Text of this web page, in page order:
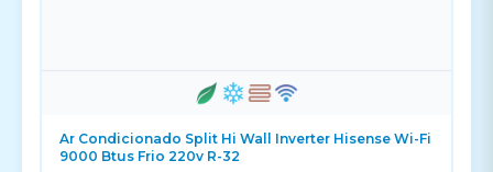
Ar Condicionado Split Hi Wall Inverter Hisense Wi-Fi
9000 Btus Frio 220v R-32